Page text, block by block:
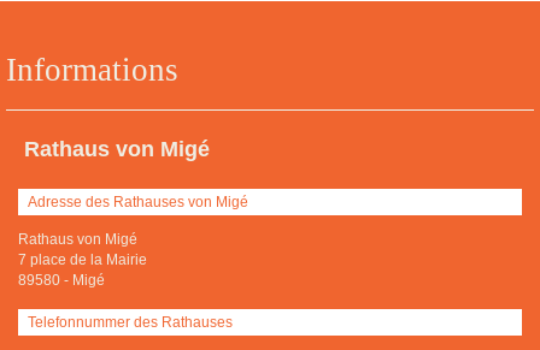
Informations
Rathaus von Migé
Adresse des Rathauses von Migé
Rathaus von Migé
7 place de la Mairie
89580 - Migé
Telefonnummer des Rathauses